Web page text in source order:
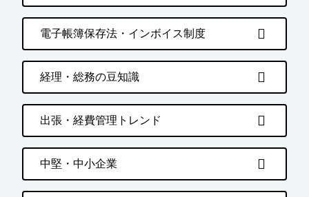
電子帳簿保存法・インボイス制度
経理・総務の豆知識
出張・経費管理トレンド
中堅・中小企業